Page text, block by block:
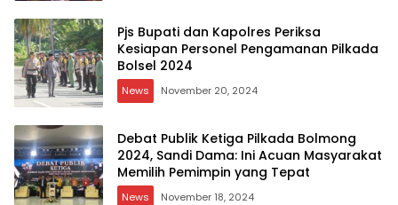
Pjs Bupati dan Kapolres Periksa
Kesiapan Personel Pengamanan Pilkada
Bolsel 2024
News November 20, 2024
Debat Publik Ketiga Pilkada Bolmong
2024, Sandi Dama: Ini Acuan Masyarakat
Memilih Pemimpin yang Tepat
News November 18, 2024